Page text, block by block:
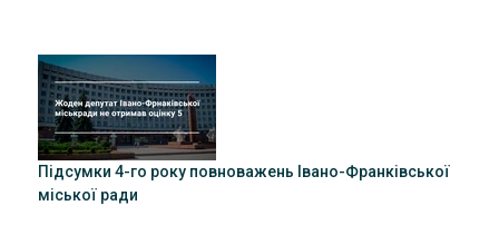
Підсумки 4-го року повноважень Івано-Франківської
міської ради